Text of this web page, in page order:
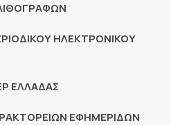
ΗΛΕΚΤΡΟΝΙΚΟΥ
ΕΛΛΑΔΑΣ
ΕΦΗΜΕΡΙΔΩΝ